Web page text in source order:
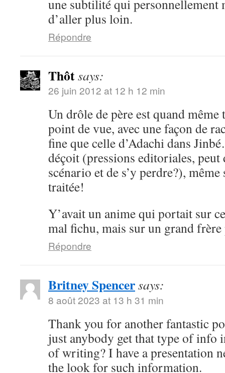
une subtilité qui personnellement
d’aller plus loin.
Répondre
Thôtsays:
26 juin 2012 at 12 h 12 min
Un drôle de père est quand
point de vue, avec une façon de
fine que celle d’Adachi dans
déçoit (pressions editoriales, peut
scénario et de s’y perdre?),
traitée!
Y’avait un anime qui portait sur
mal fichu, mais sur un grand
Répondre
Britney Spencersays:
8 août 2023 at 13 h 31 min
Thank you for another fantastic
just anybody get that type of info
of writing? I have a presentation
the look for such information.